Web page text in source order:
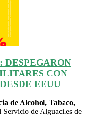
DESPEGARON
CON
EEUU
de Alcohol, Tabaco,
Servicio de Alguaciles de